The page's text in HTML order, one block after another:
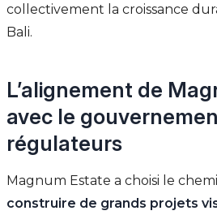
collectivement la croissance
Bali.
L’alignement de
avec le
régulateurs
Magnum Estate a choisi le
construire de grands projets